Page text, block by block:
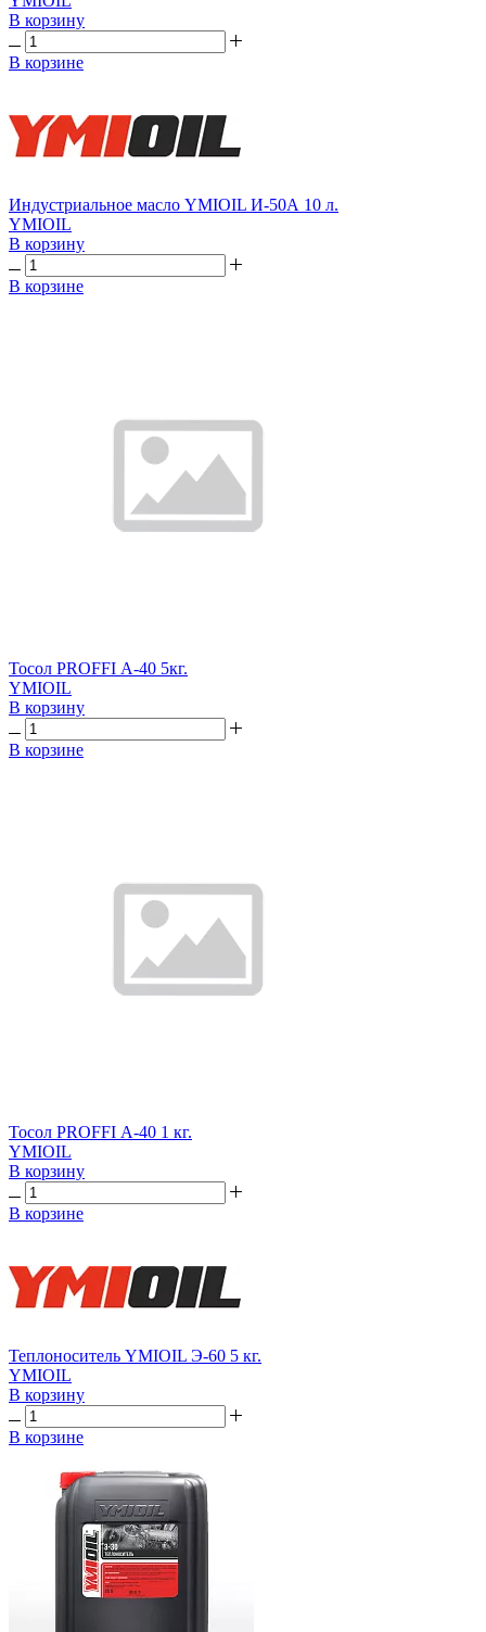
В корзину
В корзине
Индустриальное масло YMIOIL И-50А 10 л.
YMIOIL
В корзину
В корзине
Тосол PROFFI А-40 5кг.
YMIOIL
В корзину
В корзине
Тосол PROFFI А-40 1 кг.
YMIOIL
В корзину
В корзине
Теплоноситель YMIOIL Э-60 5 кг.
YMIOIL
В корзину
В корзине